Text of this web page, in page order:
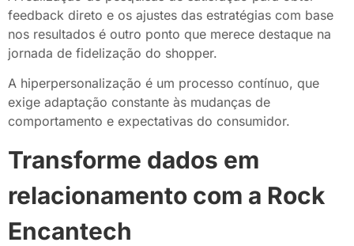
feedback direto e os ajustes das estratégias com base
nos resultados é outro ponto que merece destaque na
jornada de fidelização do shopper.
A hiperpersonalização é um processo contínuo, que
exige adaptação constante às mudanças de
comportamento e expectativas do consumidor.
Transforme dados em
relacionamento com a Rock
Encantech